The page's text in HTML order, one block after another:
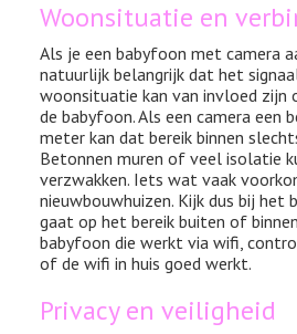
Woonsituatie en
Als je een babyfoon met camera
natuurlijk belangrijk dat het
woonsituatie kan van invloed zijn
de babyfoon. Als een camera een
meter kan dat bereik binnen
Betonnen muren of veel isolatie
verzwakken. Iets wat vaak
nieuwbouwhuizen. Kijk dus bij
gaat op het bereik buiten of
babyfoon die werkt via wifi,
of de wifi in huis goed werkt.
Privacy en veiligheid